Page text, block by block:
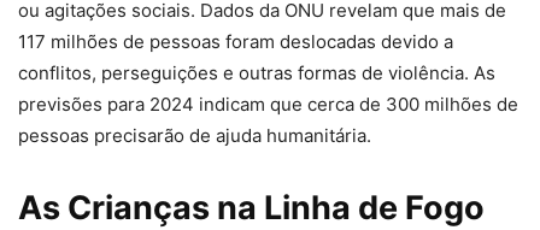
ou agitações sociais. Dados da ONU revelam que mais de
117 milhões de pessoas foram deslocadas devido a
conflitos, perseguições e outras formas de violência. As
previsões para 2024 indicam que cerca de 300 milhões de
pessoas precisarão de ajuda humanitária.
As Crianças na Linha de Fogo